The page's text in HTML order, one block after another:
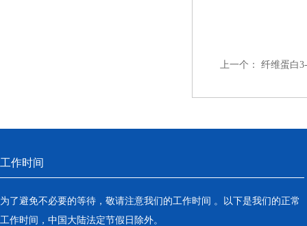
上一个： 纤维蛋白
工作时间
为了避免不必要的等待，敬请注意我们的工作时间 。以下是我们的正常
工作时间，中国大陆法定节假日除外。